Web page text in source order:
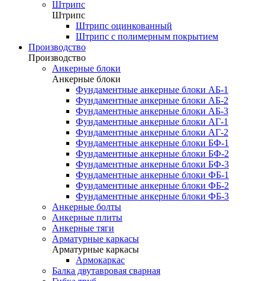
Штрипс
Штрипс
Штрипс оцинкованный
Штрипс с полимерным покрытием
Производство
Производство
Анкерные блоки
Анкерные блоки
Фундаментные анкерные блоки АБ-1
Фундаментные анкерные блоки АБ-2
Фундаментные анкерные блоки АБ-3
Фундаментные анкерные блоки АГ-1
Фундаментные анкерные блоки АГ-2
Фундаментные анкерные блоки БФ-1
Фундаментные анкерные блоки БФ-2
Фундаментные анкерные блоки БФ-3
Фундаментные анкерные блоки ФБ-1
Фундаментные анкерные блоки ФБ-2
Фундаментные анкерные блоки ФБ-3
Анкерные болты
Анкерные плиты
Анкерные тяги
Арматурные каркасы
Арматурные каркасы
Армокаркас
Балка двутавровая сварная